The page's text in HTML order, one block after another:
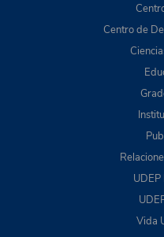
Centro de
UDEP
Vida